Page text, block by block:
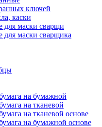
ключей
каски
для маски сварщи
для маски сварщика
на бумажной
на тканевой
на тканевой основе
на бумажной основе